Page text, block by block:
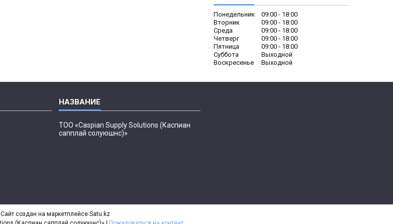
Понедельник 09:00
18:00
Вторник
09:00
18:00
Среда
09:00
18:00
Четверг
09:00
18:00
Пятница
09:00
18:00
Суббота
Выходной
Воскресенье
Выходной
ТОО «Caspian Supply Solutions (Каспиан
сапплай солуюшнс)»
Сайт создан на маркетплейсе Satu.kz